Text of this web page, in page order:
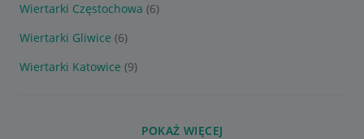
Wiertarki Częstochowa (6)
Wiertarki Gliwice (6)
Wiertarki Katowice (9)
POKAŻ WIĘCEJ